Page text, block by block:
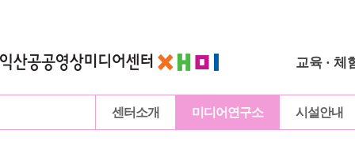
교육 · 체
센터소개 미디어연구소 시설안내